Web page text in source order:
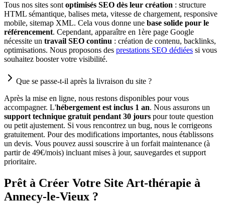
Tous nos sites sont optimisés SEO dès leur création : structure
HTML sémantique, balises meta, vitesse de chargement, responsive
mobile, sitemap XML. Cela vous donne une base solide pour le
référencement. Cependant, apparaître en 1ère page Google
nécessite un travail SEO continu : création de contenu, backlinks,
optimisations. Nous proposons des prestations SEO dédiées si vous
souhaitez booster votre visibilité.
Que se passe-t-il après la livraison du site ?
Après la mise en ligne, nous restons disponibles pour vous
accompagner. L'hébergement est inclus 1 an. Nous assurons un
support technique gratuit pendant 30 jours pour toute question
ou petit ajustement. Si vous rencontrez un bug, nous le corrigeons
gratuitement. Pour des modifications importantes, nous établissons
un devis. Vous pouvez aussi souscrire à un forfait maintenance (à
partir de 49€/mois) incluant mises à jour, sauvegardes et support
prioritaire.
Prêt à Créer Votre Site Art-thérapie à
Annecy-le-Vieux ?